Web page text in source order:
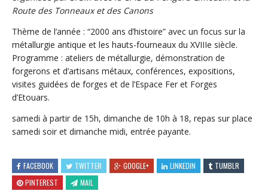
Route des Tonneaux et des Canons
Thème de l’année : “2000 ans d’histoire” avec un focus sur la
métallurgie antique et les hauts-fourneaux du XVIIIe siècle.
Programme : ateliers de métallurgie, démonstration de
forgerons et d’artisans métaux, conférences, expositions,
visites guidées de forges et de l’Espace Fer et Forges
d’Etouars.
samedi à partir de 15h, dimanche de 10h à 18, repas sur place
samedi soir et dimanche midi, entrée payante.
FACEBOOK TWITTER GOOGLE+ LINKEDIN
TUMBLR
PINTEREST
MAIL